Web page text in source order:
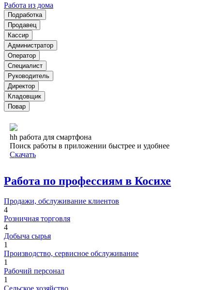
Работа из дома
Подработка
Продавец
Кассир
Администратор
Оператор
Специалист
Руководитель
Директор
Кладовщик
Повар
hh работа для смартфона
Поиск работы в приложении быстрее и удобнее
Скачать
Работа по профессиям в Косихе
Продажи, обслуживание клиентов
4
Розничная торговля
4
Добыча сырья
1
Производство, сервисное обслуживание
1
Рабочий персонал
1